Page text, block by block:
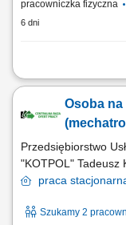
pracowniczka fizyczna
6 dni
Jeśli chcesz dołączyć
Monitoring systemów
telemetrycznych;
Osoba
Przedsiębiorstwo
"KOTPOL" Tadeusz
praca
Szukamy 2